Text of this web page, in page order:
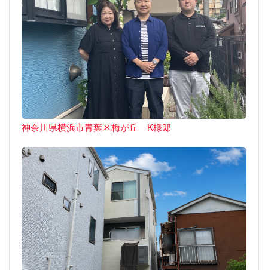
神奈川県横浜市青葉区梅が丘 K様邸